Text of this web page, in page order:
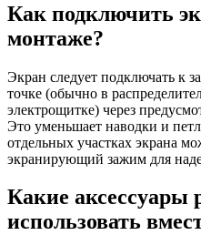
Как подключить
монтаже?
Экран следует подключать к
точке (обычно в
электрощитке) через
Это уменьшает наводки и
отдельных участках экрана
экранирующий зажим для
Какие аксессуары
использовать